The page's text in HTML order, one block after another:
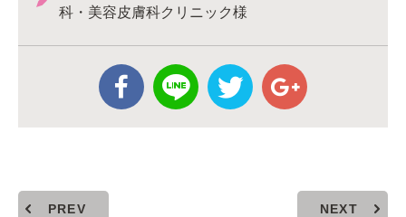
科・美容皮膚科クリニック様
PREV NEXT